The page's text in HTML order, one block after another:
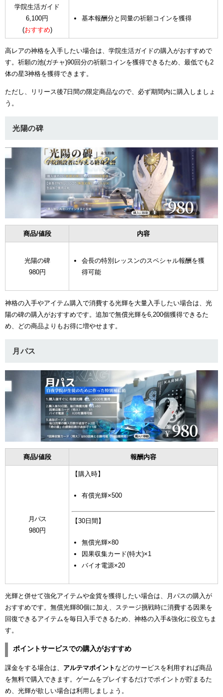
学院生活ガイド
6,100円
(おすすめ)
基本報酬分と同量の祈願コインを獲得
高レアの神格を入手したい場合は、学院生活ガイドの購入がおすすめで
す。祈願の池(ガチャ)90回分の祈願コインを獲得できるため、最低でも2
体の星3神格を獲得できます。
ただし、リリース後7日間の限定商品なので、必ず期間内に購入しましょ
う。
光陽の碑
商品/値段 内容
光陽の碑
980円
会長の特別レッスンのスペシャル報酬を獲
得可能
神格の入手やアイテム購入で消費する光輝を大量入手したい場合は、光
陽の碑の購入がおすすめです。追加で無償光輝を6,200個獲得できるた
め、どの商品よりもお得に増やせます。
月パス
商品/値段 報酬内容
月パス
980円
【購入時】
有償光輝×500
【30日間】
無償光輝×80
因果収集カード(特大)×1
バイオ電源×20
光輝と併せて強化アイテムや金貨を獲得したい場合は、月パスの購入が
おすすめです。無償光輝80個に加え、ステージ挑戦時に消費する因果を
回復できるアイテムを毎日入手できるため、神格の入手&強化に役立ちま
す。
ポイントサービスでの購入がおすすめ
課金をする場合は、 アルテマポイントなどのサービスを利用すれば商品
を無料で購入できます。ゲームをプレイするだけでポイントが貯まるた
め、光輝が欲しい場合は利用しましょう。